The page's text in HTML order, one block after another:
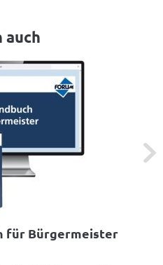
auch
Next
für Bürgermeister